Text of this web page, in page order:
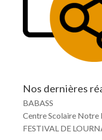
Nos dernières
BABASS
Centre Scolaire Notre
FESTIVAL DE